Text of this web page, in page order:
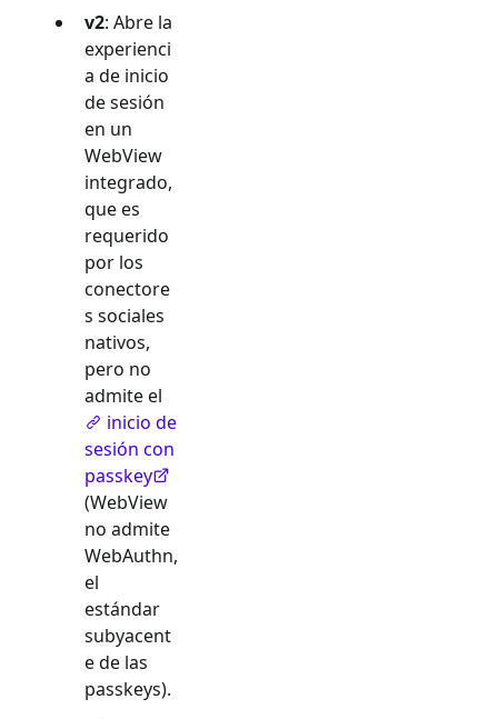
v2: Abre la
experienci
a de inicio
de sesión
en un
WebView
integrado,
que es
requerido
por los
conectore
s sociales
nativos,
pero no
admite el
inicio de
sesión con
passkey
(WebView
no admite
WebAuthn,
el
estándar
subyacent
e de las
passkeys).